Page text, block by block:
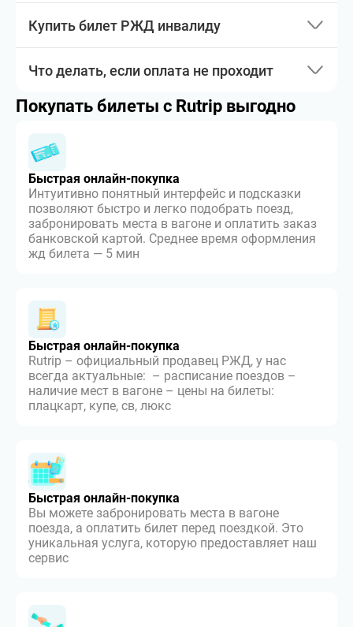
Купить билет РЖД инвалиду
Что делать, если оплата не проходит
Покупать билеты с Rutrip выгодно
Быстрая онлайн-покупка
Интуитивно понятный интерфейс и подсказки
позволяют быстро и легко подобрать поезд,
забронировать места в вагоне и оплатить заказ
банковской картой. Среднее время оформления
жд билета — 5 мин
Быстрая онлайн-покупка
Rutrip – официальный продавец РЖД, у нас
всегда актуальные: – расписание поездов –
наличие мест в вагоне – цены на билеты:
плацкарт, купе, св, люкс
Быстрая онлайн-покупка
Вы можете забронировать места в вагоне
поезда, а оплатить билет перед поездкой. Это
уникальная услуга, которую предоставляет наш
сервис